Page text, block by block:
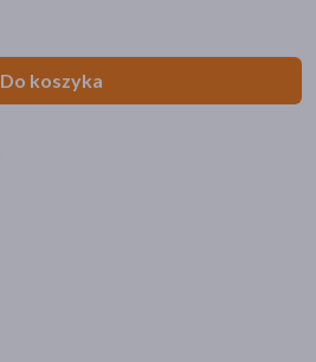
Do koszyka